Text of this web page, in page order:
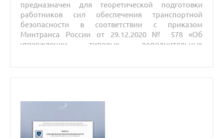
предназначен для теоретической подготовки
работников сил обеспечения транспортной
безопасности в соответствии с приказом
Минтранса России от 29.12.2020 № 578 «Об
утверждении типовых дополнительных